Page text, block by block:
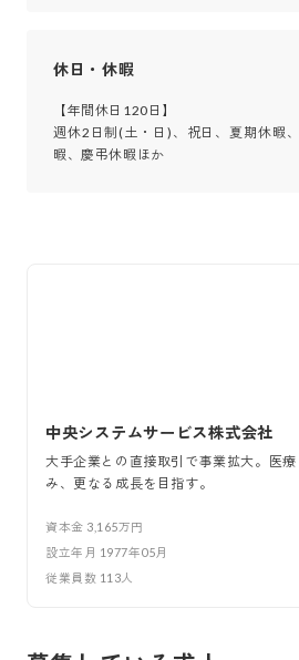
休日・休暇
【年間休日120日】
週休2日制(土・日)、祝日、夏期休暇
暇、慶弔休暇ほか
中央システムサービス株式会社
大手企業との直接取引で事業拡大。医
み、更なる成長を目指す。
資本金 3,165万円
設立年月 1977年05月
従業員数 113人